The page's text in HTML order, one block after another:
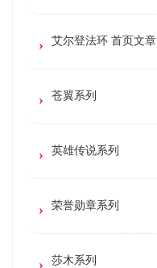
艾尔登法环 首页文章
苍翼系列
英雄传说系列
荣誉勋章系列
莎木系列